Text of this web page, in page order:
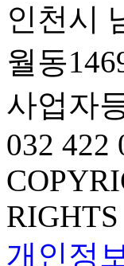
인천시
월동
사업자
032 422
개인정